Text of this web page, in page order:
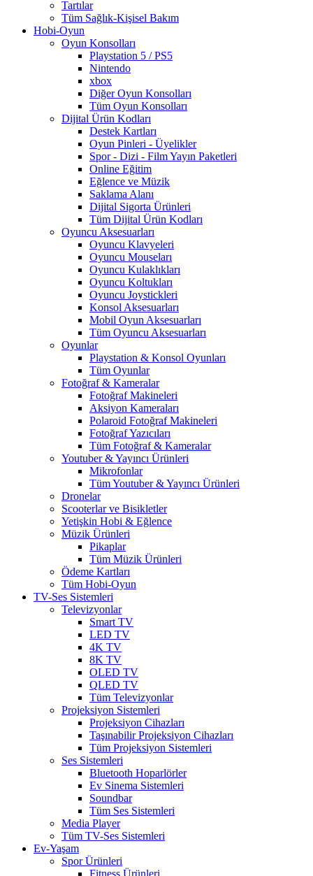
Tartılar
Tüm Sağlık-Kişisel Bakım
Hobi-Oyun
Oyun Konsolları
Playstation 5 / PS5
Nintendo
xbox
Diğer Oyun Konsolları
Tüm Oyun Konsolları
Dijital Ürün Kodları
Destek Kartları
Oyun Pinleri - Üyelikler
Spor - Dizi - Film Yayın Paketleri
Online Eğitim
Eğlence ve Müzik
Saklama Alanı
Dijital Sigorta Ürünleri
Tüm Dijital Ürün Kodları
Oyuncu Aksesuarları
Oyuncu Klavyeleri
Oyuncu Mouseları
Oyuncu Kulaklıkları
Oyuncu Koltukları
Oyuncu Joystickleri
Konsol Aksesuarları
Mobil Oyun Aksesuarları
Tüm Oyuncu Aksesuarları
Oyunlar
Playstation & Konsol Oyunları
Tüm Oyunlar
Fotoğraf & Kameralar
Fotoğraf Makineleri
Aksiyon Kameraları
Polaroid Fotoğraf Makineleri
Fotoğraf Yazıcıları
Tüm Fotoğraf & Kameralar
Youtuber & Yayıncı Ürünleri
Mikrofonlar
Tüm Youtuber & Yayıncı Ürünleri
Dronelar
Scooterlar ve Bisikletler
Yetişkin Hobi & Eğlence
Müzik Ürünleri
Pikaplar
Tüm Müzik Ürünleri
Ödeme Kartları
Tüm Hobi-Oyun
TV-Ses Sistemleri
Televizyonlar
Smart TV
LED TV
4K TV
8K TV
OLED TV
QLED TV
Tüm Televizyonlar
Projeksiyon Sistemleri
Projeksiyon Cihazları
Taşınabilir Projeksiyon Cihazları
Tüm Projeksiyon Sistemleri
Ses Sistemleri
Bluetooth Hoparlörler
Ev Sinema Sistemleri
Soundbar
Tüm Ses Sistemleri
Media Player
Tüm TV-Ses Sistemleri
Ev-Yaşam
Spor Ürünleri
Fitness Ürünleri